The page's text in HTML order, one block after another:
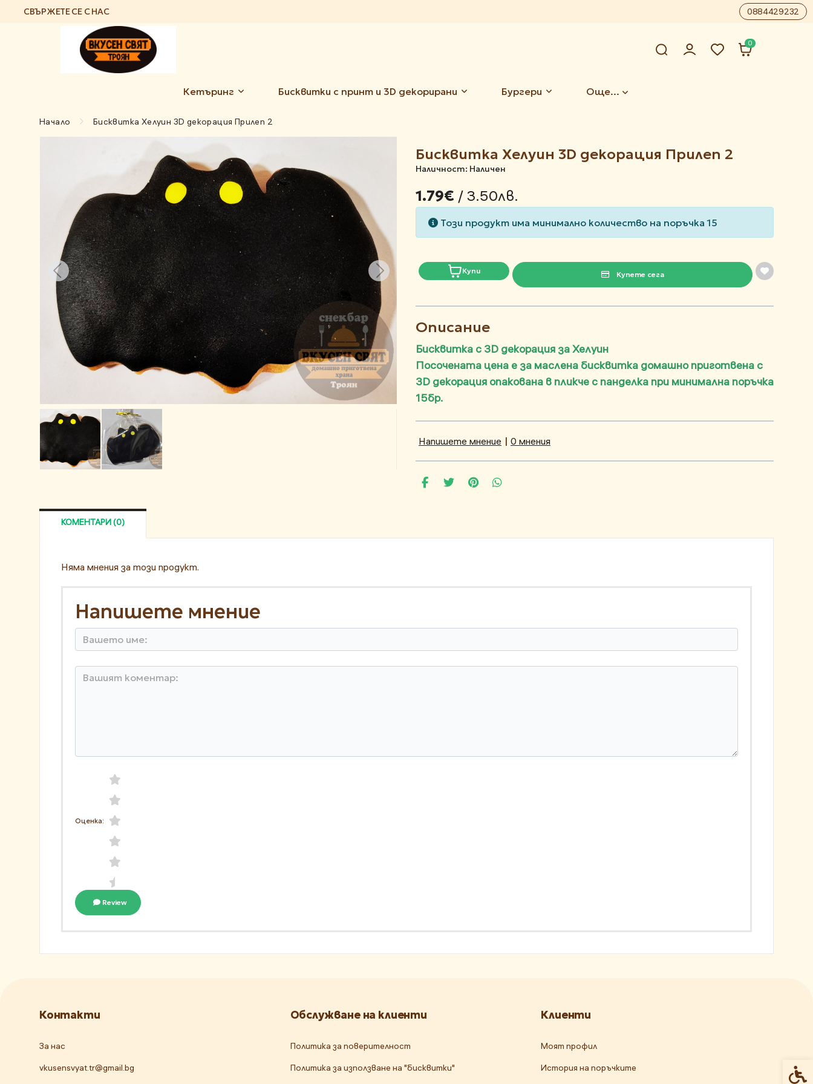
0884429232
СВЪРЖЕТЕ СЕ С НАС
0
Кетъринг Бисквитки с принт и 3D декорирани Бургери Още...
Начало Бисквитка Хелуин 3D декорация Прилеп 2
Бисквитка Хелуин 3D декорация Прилеп 2
Наличност: Наличен
1.79€ / 3.50лв.
Този продукт има минимално количество на поръчка 15
Купи Купете сега
Описание
Бисквитка с 3D декорация за Хелуин
Посочената цена е за маслена бисквитка домашно приготвена с
3D декорация опакована в пликче с панделка при минимална поръчка
15бр.
Напишете мнение | 0 мнения
КОМЕНТАРИ (0)
Няма мнения за този продукт.
Напишете мнение
Оценка:
Review
Контакти
За нас
vkusensvyat.tr@gmail.bg
Обслужване на клиенти
Политика за поверителност
Политика за използване на "бисквитки"
Клиенти
Моят профил
История на поръчките